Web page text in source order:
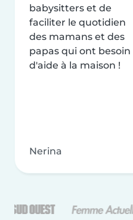
babysitters et de
faciliter le quotidien
des mamans et des
papas qui ont besoin
d'aide à la maison !
Nerina